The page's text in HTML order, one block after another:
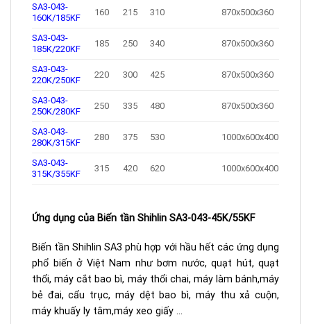
SA3-043-
160K/185KF
160 215 310 870x500x360
SA3-043-
185K/220KF
185 250 340 870x500x360
SA3-043-
220K/250KF
220 300 425 870x500x360
SA3-043-
250K/280KF
250 335 480 870x500x360
SA3-043-
280K/315KF
280 375 530 1000x600x400
SA3-043-
315K/355KF
315 420 620 1000x600x400
Ứng dụng của Biến tần Shihlin SA3-043-45K/55KF
Biến tần Shihlin SA3 phù hợp với hầu hết các ứng dụng
phổ biến ở Việt Nam như bơm nước, quạt hút, quạt
thổi, máy cắt bao bì, máy thổi chai, máy làm bánh,máy
bẻ đai, cẩu trục, máy dệt bao bì, máy thu xả cuộn,
máy khuấy ly tâm,máy xeo giấy …